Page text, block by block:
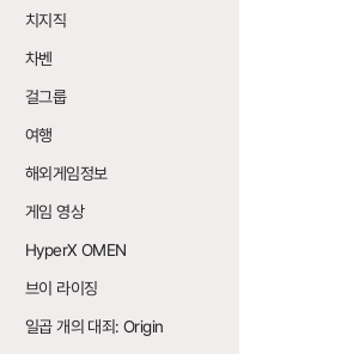
치지직
차벤
걸그룹
여행
해외게임정보
게임 영상
HyperX OMEN
브이 라이징
일곱 개의 대죄: Origin